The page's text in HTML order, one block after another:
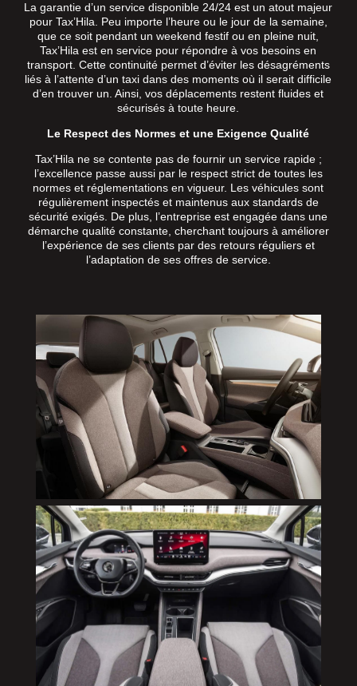
La garantie d’un service disponible 24/24 est un atout majeur
pour Tax’Hila. Peu importe l’heure ou le jour de la semaine,
que ce soit pendant un weekend festif ou en pleine nuit,
Tax’Hila est en service pour répondre à vos besoins en
transport. Cette continuité permet d’éviter les désagréments
liés à l’attente d’un taxi dans des moments où il serait difficile
d’en trouver un. Ainsi, vos déplacements restent fluides et
sécurisés à toute heure.
Le Respect des Normes et une Exigence Qualité
Tax’Hila ne se contente pas de fournir un service rapide ;
l’excellence passe aussi par le respect strict de toutes les
normes et réglementations en vigueur. Les véhicules sont
régulièrement inspectés et maintenus aux standards de
sécurité exigés. De plus, l’entreprise est engagée dans une
démarche qualité constante, cherchant toujours à améliorer
l’expérience de ses clients par des retours réguliers et
l’adaptation de ses offres de service.